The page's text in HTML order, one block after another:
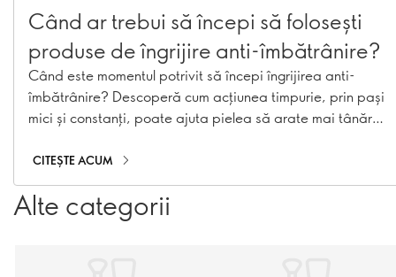
Când ar trebui să începi să folosești
produse de îngrijire anti-îmbătrânire?
Când este momentul potrivit să începi îngrijirea anti-
îmbătrânire? Descoperă cum acțiunea timpurie, prin pași
mici și constanți, poate ajuta pielea să arate mai tânără
CITEȘTE ACUM
Alte categorii